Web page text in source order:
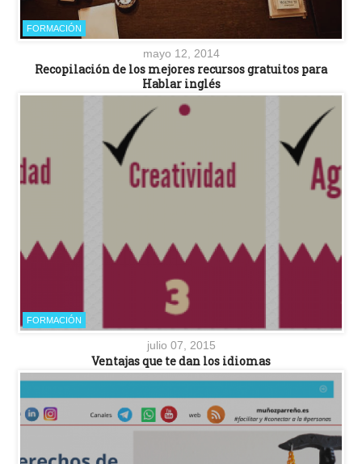
FORMACIÓN
mayo 12, 2014
Recopilación de los mejores recursos gratuitos para
Hablar inglés
FORMACIÓN
julio 07, 2015
Ventajas que te dan los idiomas